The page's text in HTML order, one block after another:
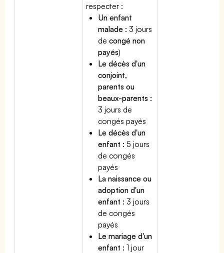
respecter :
Un enfant
malade : 3 jours
decongé non
payés)
Le décès d'un
conjoint,
parents ou
beaux-parents :
3 jours de
congés payés
Le décès d'un
enfant : 5 jours
de congés
payés
La naissance ou
adoption d'un
enfant : 3 jours
de congés
payés
Le mariage d'un
enfant : 1 jour